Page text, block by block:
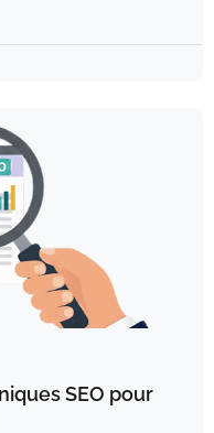
SEO pour